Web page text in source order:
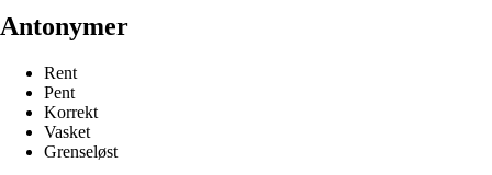
Antonymer
Rent
Pent
Korrekt
Vasket
Grenseløst